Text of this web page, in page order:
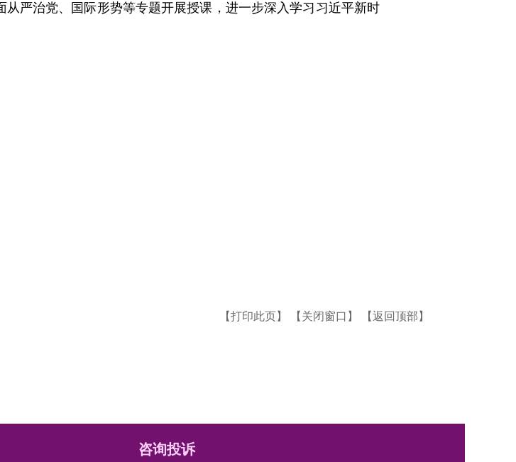
严治党、国际形势等专题开展授课，进一步深入学习习近平新时
【打印此页】 【关闭窗口】 【返回顶部】
咨询投诉